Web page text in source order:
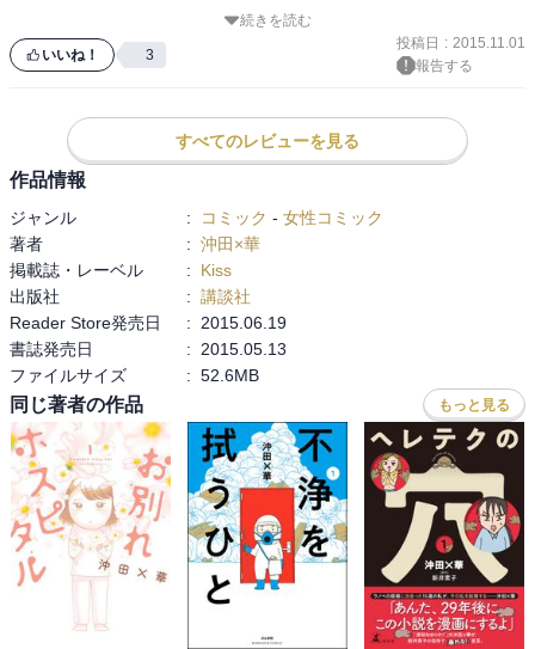
対して透明なゆりかごではそうではなく、一つの病気のケースに二
つ三つの問題が描かれていたり、その問題も児童相談所案件である
捉えたものとなっています。
話題作のコウノドリと一緒に、と、みなさんにお勧めしたいです。
続きを読む
いいね！ 3
投稿日 : 2015.11.01
報告する
すべてのレビューを見る
作品情報
ジャンル : コミック - 女性コミック
著者
: 沖田×華
掲載誌・レーベル
:
Kiss
出版社
: 講談社
Reader Store発売日
:
2015.06.19
書誌発売日
:
2015.05.13
ファイルサイズ
: 52.6MB
同じ著者の作品 もっと見る